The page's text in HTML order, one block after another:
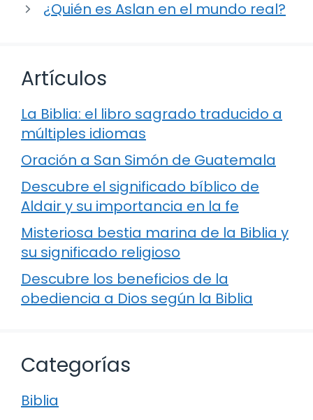
¿Quién es Aslan en el mundo real?
Artículos
La Biblia: el libro sagrado traducido a
múltiples idiomas
Oración a San Simón de Guatemala
Descubre el significado bíblico de
Aldair y su importancia en la fe
Misteriosa bestia marina de la Biblia y
su significado religioso
Descubre los beneficios de la
obediencia a Dios según la Biblia
Categorías
Biblia